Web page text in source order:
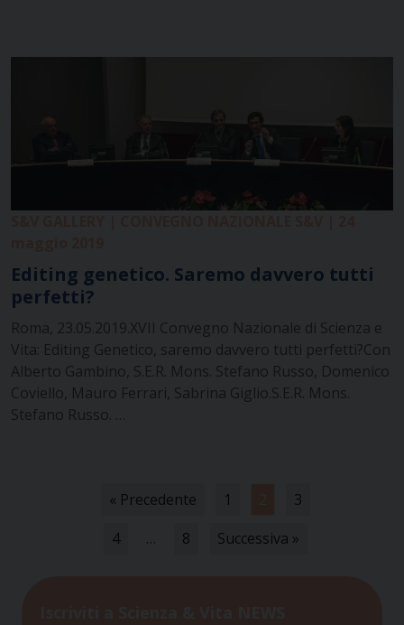
Editing genetico. Saremo davvero tutti
perfetti?
Roma, 23.05.2019.XVII Convegno Nazionale di Scienza e
Vita: Editing Genetico, saremo davvero tutti perfetti?Con
Alberto Gambino, S.E.R. Mons. Stefano Russo, Domenico
Coviello, Mauro Ferrari, Sabrina Giglio.S.E.R. Mons.
Stefano Russo. …
« Precedente 1
3
4
… 8 Successiva »